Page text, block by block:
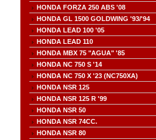
HONDA FORZA 250 ABS '08
HONDA GL 1500 GOLDWING '93/'94
HONDA LEAD 100 '05
HONDA LEAD 110
HONDA MBX 75 "AGUA" '85
HONDA NC 750 S '14
HONDA NC 750 X '23 (NC750XA)
HONDA NSR 125
HONDA NSR 125 R '99
HONDA NSR 50
HONDA NSR 74CC.
HONDA NSR 80